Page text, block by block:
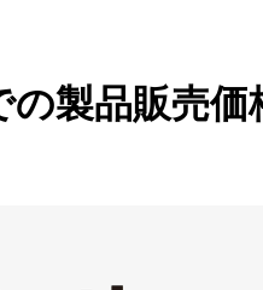
製品販売価